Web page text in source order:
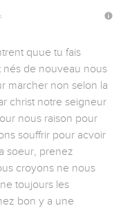
quue tu fais
nés de nouveau nous
marcher non selon la
christ notre seigneur
nous raison pour
souffrir pour acvoir
soeur, prenez
croyons ne nous
toujours les
bon y a une